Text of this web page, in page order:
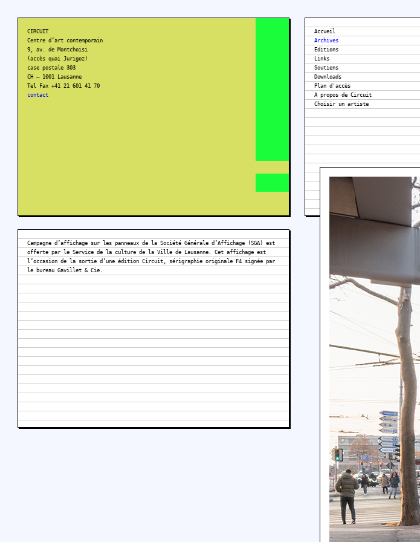
CIRCUIT
Centre d’art contemporain
9, av. de Montchoisi
(accès quai Jurigoz)
case postale 303
CH – 1001 Lausanne
Tel Fax +41 21 601 41 70
contact
Accueil
Archives
Editions
Links
Soutiens
Downloads
Plan d'accès
A propos de Circuit
Campagne d’affichage sur les panneaux de la Société Générale d’Affichage (SGA) est
offerte par le Service de la culture de la Ville de Lausanne. Cet affichage est
l’occasion de la sortie d’une édition Circuit, sérigraphie originale F4 signée par
le bureau Gavillet & Cie.